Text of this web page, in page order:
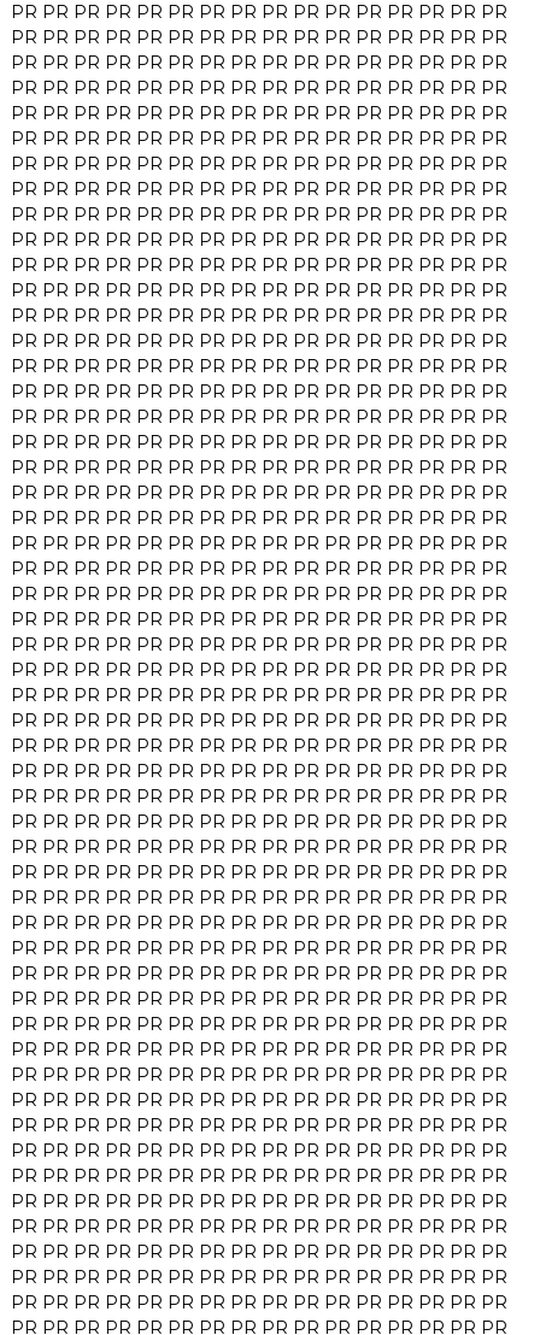
PR PR PR PR PR PR PR PR PR PR PR PR PR PR PR PR
PR PR PR PR PR PR PR PR PR PR PR PR PR PR PR PR
PR PR PR PR PR PR PR PR PR PR PR PR PR PR PR PR
PR PR PR PR PR PR PR PR PR PR PR PR PR PR PR PR
PR PR PR PR PR PR PR PR PR PR PR PR PR PR PR PR
PR PR PR PR PR PR PR PR PR PR PR PR PR PR PR PR
PR PR PR PR PR PR PR PR PR PR PR PR PR PR PR PR
PR PR PR PR PR PR PR PR PR PR PR PR PR PR PR PR
PR PR PR PR PR PR PR PR PR PR PR PR PR PR PR PR
PR PR PR PR PR PR PR PR PR PR PR PR PR PR PR PR
PR PR PR PR PR PR PR PR PR PR PR PR PR PR PR PR
PR PR PR PR PR PR PR PR PR PR PR PR PR PR PR PR
PR PR PR PR PR PR PR PR PR PR PR PR PR PR PR PR
PR PR PR PR PR PR PR PR PR PR PR PR PR PR PR PR
PR PR PR PR PR PR PR PR PR PR PR PR PR PR PR PR
PR PR PR PR PR PR PR PR PR PR PR PR PR PR PR PR
PR PR PR PR PR PR PR PR PR PR PR PR PR PR PR PR
PR PR PR PR PR PR PR PR PR PR PR PR PR PR PR PR
PR PR PR PR PR PR PR PR PR PR PR PR PR PR PR PR
PR PR PR PR PR PR PR PR PR PR PR PR PR PR PR PR
PR PR PR PR PR PR PR PR PR PR PR PR PR PR PR PR
PR PR PR PR PR PR PR PR PR PR PR PR PR PR PR PR
PR PR PR PR PR PR PR PR PR PR PR PR PR PR PR PR
PR PR PR PR PR PR PR PR PR PR PR PR PR PR PR PR
PR PR PR PR PR PR PR PR PR PR PR PR PR PR PR PR
PR PR PR PR PR PR PR PR PR PR PR PR PR PR PR PR
PR PR PR PR PR PR PR PR PR PR PR PR PR PR PR PR
PR PR PR PR PR PR PR PR PR PR PR PR PR PR PR PR
PR PR PR PR PR PR PR PR PR PR PR PR PR PR PR PR
PR PR PR PR PR PR PR PR PR PR PR PR PR PR PR PR
PR PR PR PR PR PR PR PR PR PR PR PR PR PR PR PR
PR PR PR PR PR PR PR PR PR PR PR PR PR PR PR PR
PR PR PR PR PR PR PR PR PR PR PR PR PR PR PR PR
PR PR PR PR PR PR PR PR PR PR PR PR PR PR PR PR
PR PR PR PR PR PR PR PR PR PR PR PR PR PR PR PR
PR PR PR PR PR PR PR PR PR PR PR PR PR PR PR PR
PR PR PR PR PR PR PR PR PR PR PR PR PR PR PR PR
PR PR PR PR PR PR PR PR PR PR PR PR PR PR PR PR
PR PR PR PR PR PR PR PR PR PR PR PR PR PR PR PR
PR PR PR PR PR PR PR PR PR PR PR PR PR PR PR PR
PR PR PR PR PR PR PR PR PR PR PR PR PR PR PR PR
PR PR PR PR PR PR PR PR PR PR PR PR PR PR PR PR
PR PR PR PR PR PR PR PR PR PR PR PR PR PR PR PR
PR PR PR PR PR PR PR PR PR PR PR PR PR PR PR PR
PR PR PR PR PR PR PR PR PR PR PR PR PR PR PR PR
PR PR PR PR PR PR PR PR PR PR PR PR PR PR PR PR
PR PR PR PR PR PR PR PR PR PR PR PR PR PR PR PR
PR PR PR PR PR PR PR PR PR PR PR PR PR PR PR PR
PR PR PR PR PR PR PR PR PR PR PR PR PR PR PR PR
PR PR PR PR PR PR PR PR PR PR PR PR PR PR PR PR
PR PR PR PR PR PR PR PR PR PR PR PR PR PR PR PR
PR PR PR PR PR PR PR PR PR PR PR PR PR PR PR PR
PR PR PR PR PR PR PR PR PR PR PR PR PR PR PR PR